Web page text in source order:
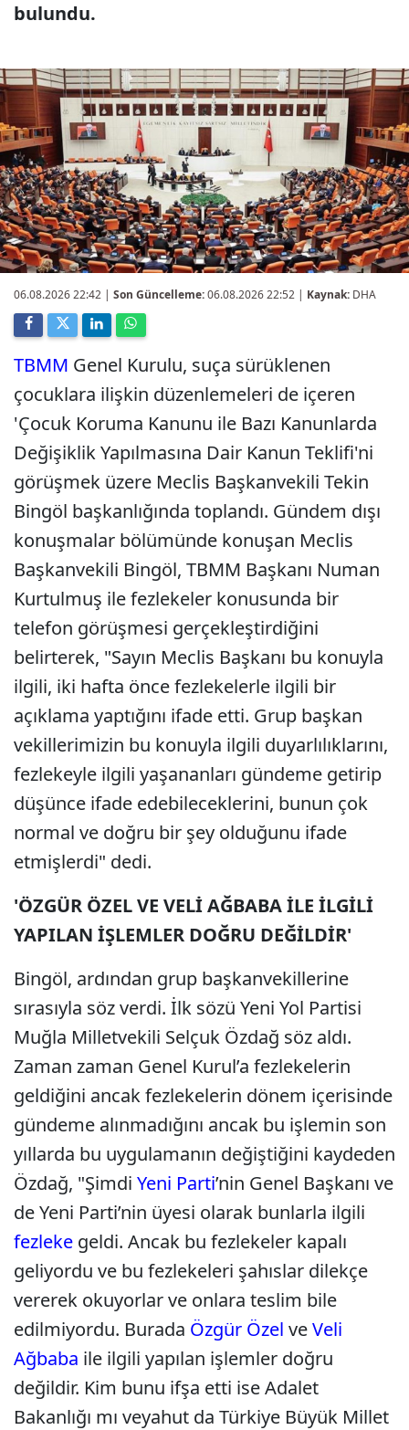
bulundu.
06.08.2026 22:42 | Son Güncelleme:06.08.2026 22:52 | Kaynak: DHA
TBMM Genel Kurulu, suça sürüklenen
çocuklara ilişkin düzenlemeleri de içeren
'Çocuk Koruma Kanunu ile Bazı Kanunlarda
Değişiklik Yapılmasına Dair Kanun Teklifi'ni
görüşmek üzere Meclis Başkanvekili Tekin
Bingöl başkanlığında toplandı. Gündem dışı
konuşmalar bölümünde konuşan Meclis
Başkanvekili Bingöl, TBMM Başkanı Numan
Kurtulmuş ile fezlekeler konusunda bir
telefon görüşmesi gerçekleştirdiğini
belirterek, "Sayın Meclis Başkanı bu konuyla
ilgili, iki hafta önce fezlekelerle ilgili bir
açıklama yaptığını ifade etti. Grup başkan
vekillerimizin bu konuyla ilgili duyarlılıklarını,
fezlekeyle ilgili yaşananları gündeme getirip
düşünce ifade edebileceklerini, bunun çok
normal ve doğru bir şey olduğunu ifade
etmişlerdi" dedi.
'ÖZGÜR ÖZEL VE VELİ AĞBABA İLE İLGİLİ
YAPILAN İŞLEMLER DOĞRU DEĞİLDİR'
Bingöl, ardından grup başkanvekillerine
sırasıyla söz verdi. İlk sözü Yeni Yol Partisi
Muğla Milletvekili Selçuk Özdağ söz aldı.
Zaman zaman Genel Kurul’a fezlekelerin
geldiğini ancak fezlekelerin dönem içerisinde
gündeme alınmadığını ancak bu işlemin son
yıllarda bu uygulamanın değiştiğini kaydeden
Özdağ, "Şimdi Yeni Parti’nin Genel Başkanı ve
de Yeni Parti’nin üyesi olarak bunlarla ilgili
fezleke geldi. Ancak bu fezlekeler kapalı
geliyordu ve bu fezlekeleri şahıslar dilekçe
vererek okuyorlar ve onlara teslim bile
edilmiyordu. Burada Özgür Özel veVeli
Ağbaba ile ilgili yapılan işlemler doğru
değildir. Kim bunu ifşa etti ise Adalet
Bakanlığı mı veyahut da Türkiye Büyük Millet